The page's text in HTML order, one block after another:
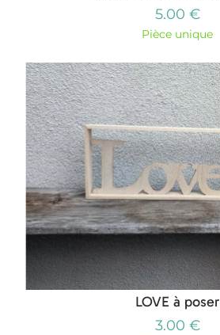
5.00 €
Pièce unique
LOVE à poser
3.00 €